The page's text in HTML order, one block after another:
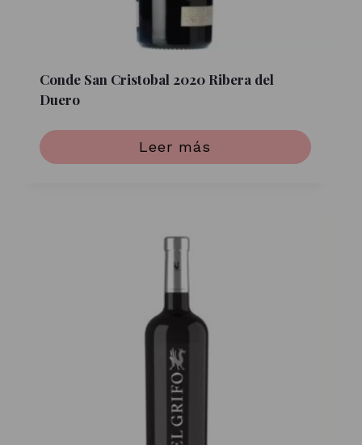
Conde San Cristobal 2020 Ribera del
Duero
Leer más